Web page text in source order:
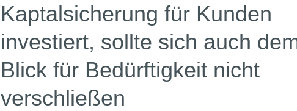
Kaptalsicherung für Kunden
investiert, sollte sich auch
Blick für Bedürftigkeit nicht
verschließen